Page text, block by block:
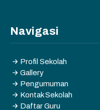
Navigasi
Profil Sekolah
Gallery
Pengumuman
Kontak Sekolah
Daftar Guru